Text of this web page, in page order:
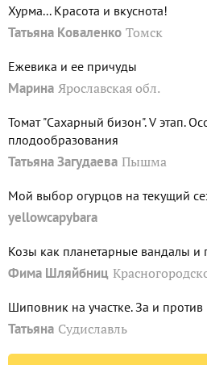
Хурма... Красота и вкуснота!
Татьяна Коваленко Томск
Ежевика и ее причуды
Марина Ярославская обл.
Томат "Сахарный бизон". V этап.
плодообразования
Татьяна Загудаева Пышма
Мой выбор огурцов на текущий
yellowcapybara
Козы как планетарные вандалы и
Фима Шляйбниц
Шиповник на участке. За и против
Татьяна Судиславль